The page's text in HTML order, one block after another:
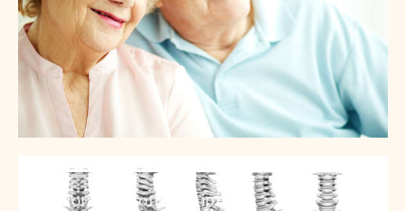
Motifs de consultation